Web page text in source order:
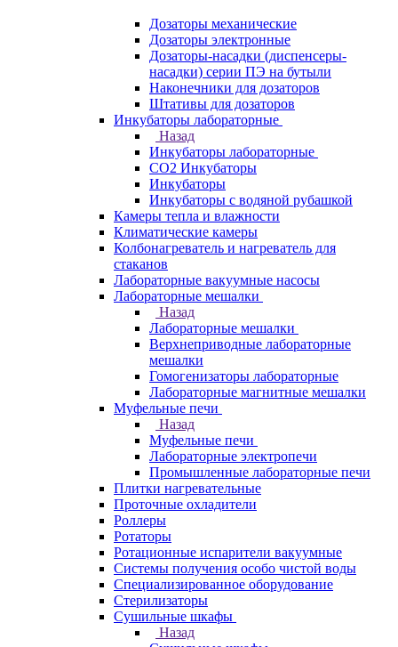
Дозаторы механические
Дозаторы электронные
Дозаторы-насадки (диспенсеры-
насадки) серии ПЭ на бутыли
Наконечники для дозаторов
Штативы для дозаторов
Инкубаторы лабораторные
Назад
Инкубаторы лабораторные
CO2 Инкубаторы
Инкубаторы
Инкубаторы с водяной рубашкой
Камеры тепла и влажности
Климатические камеры
Колбонагреватель и нагреватель для
стаканов
Лабораторные вакуумные насосы
Лабораторные мешалки
Назад
Лабораторные мешалки
Верхнеприводные лабораторные
мешалки
Гомогенизаторы лабораторные
Лабораторные магнитные мешалки
Муфельные печи
Назад
Муфельные печи
Лабораторные электропечи
Промышленные лабораторные печи
Плитки нагревательные
Проточные охладители
Роллеры
Ротаторы
Ротационные испарители вакуумные
Системы получения особо чистой воды
Специализированное оборудование
Стерилизаторы
Сушильные шкафы
Назад